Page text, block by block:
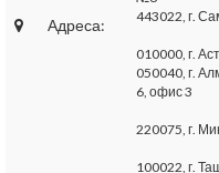
Адреса:
443022, г.
010000, г.
050040, г.
6, офис 3
220075, г.
100022, г.